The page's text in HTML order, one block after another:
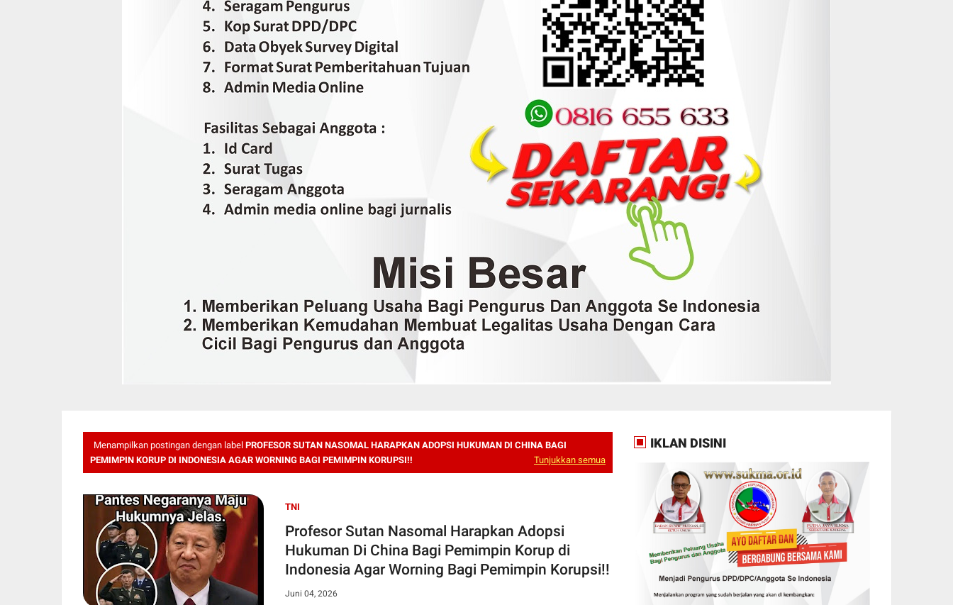
Menampilkan postingan dengan label PROFESOR SUTAN NASOMAL HARAPKAN ADOPSI HUKUMAN DI CHINA BAGI
PEMIMPIN KORUP DI INDONESIA AGAR WORNING BAGI PEMIMPIN KORUPSI!!
Tunjukkan semua
TNI
Profesor Sutan Nasomal Harapkan Adopsi
Hukuman Di China Bagi Pemimpin Korup di
Indonesia Agar Worning Bagi Pemimpin Korupsi!!
Juni 04, 2026
IKLAN DISINI